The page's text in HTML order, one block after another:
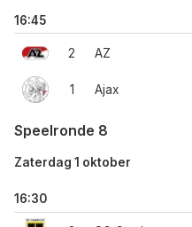
16:45
2
1
AZ
Ajax
Speelronde 8
Zaterdag 1 oktober
16:30